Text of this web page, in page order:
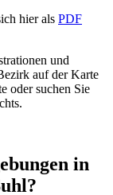
hier als PDF
und
auf der Karte
oder suchen Sie
in